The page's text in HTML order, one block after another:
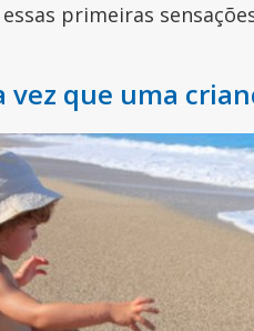
primeiras
vez que uma